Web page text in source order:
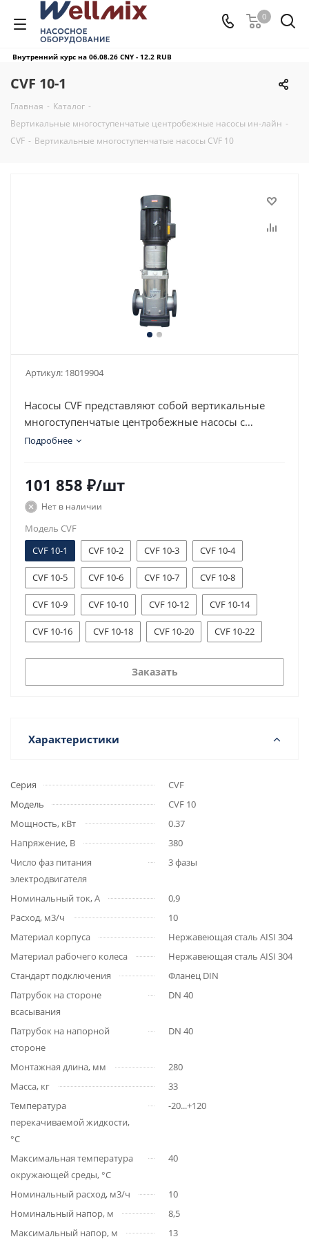
0
Внутренний курс на 06.08.26 CNY - 12.2 RUB
CVF 10-1
Главная - Каталог -
Вертикальные многоступенчатые центробежные насосы ин-лайн -
CVF - Вертикальные многоступенчатые насосы CVF 10
Артикул: 18019904
Насосы CVF представляют собой вертикальные
многоступенчатые центробежные насосы с
нормальным всасыванием со стандартным
Подробнее
101 858 ₽/шт
Нет в наличии
Модель CVF
CVF 10-1
CVF 10-2 CVF 10-3 CVF 10-4
CVF 10-5 CVF 10-6 CVF 10-7 CVF 10-8
CVF 10-9 CVF 10-10 CVF 10-12 CVF 10-14
CVF 10-16 CVF 10-18 CVF 10-20 CVF 10-22
Заказать
Характеристики
Серия
CVF
Модель
CVF 10
Мощность, кВт
0.37
Напряжение, В
380
Число фаз питания
электродвигателя
3 фазы
Номинальный ток, А
0,9
Расход, м3/ч
10
Материал корпуса
Нержавеющая сталь AISI 304
Материал рабочего колеса
Нержавеющая сталь AISI 304
Стандарт подключения
Фланец DIN
Патрубок на стороне
всасывания
DN 40
Патрубок на напорной
стороне
DN 40
Монтажная длина, мм
280
Масса, кг
33
Температура
перекачиваемой жидкости,
°С
-20...+120
Максимальная температура
окружающей среды, °С
40
Номинальный расход, м3/ч
10
Номинальный напор, м
8,5
Максимальный напор, м
13